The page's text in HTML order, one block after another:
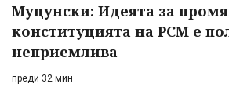
Муцунски: Идеята за
конституцията на РСМ е
неприемлива
преди 32 мин